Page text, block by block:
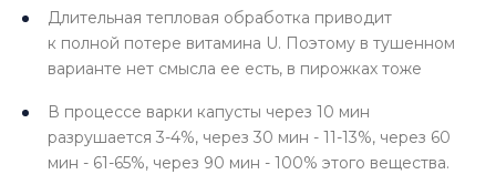
Длительная тепловая обработка приводит
к полной потере витамина U. Поэтому в тушенном
варианте нет смысла ее есть, в пирожках тоже
В процессе варки капусты через 10 мин
разрушается 3-4%, через 30 мин - 11-13%, через 60
мин - 61-65%, через 90 мин - 100% этого вещества.